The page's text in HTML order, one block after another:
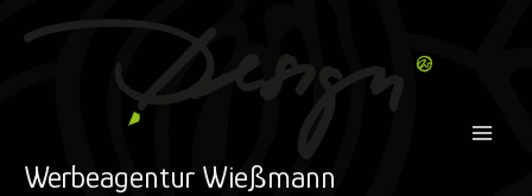
springen
Inhalt
Werbeagentur Wießmann